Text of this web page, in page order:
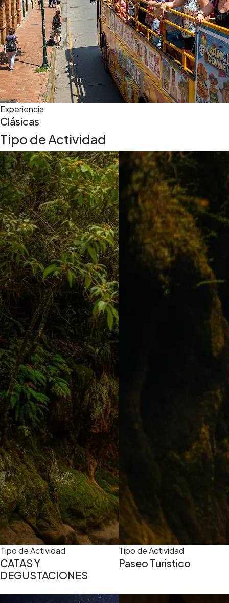
Experiencia
Clásicas
Tipo de Actividad
Tipo de Actividad
CATAS Y
DEGUSTACIONES
Tipo de Actividad
Paseo Turistico